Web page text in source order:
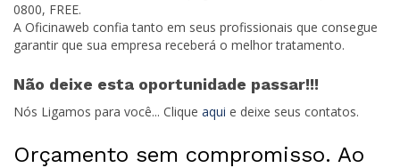
0800, FREE.
A Oficinaweb confia tanto em seus profissionais que consegue
garantir que sua empresa receberá o melhor tratamento.
Não deixe esta oportunidade passar!!!
Nós Ligamos para você... Clique aqui e deixe seus contatos.
Orçamento sem compromisso. Ao